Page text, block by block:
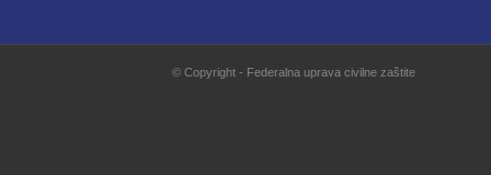
© Copyright - Federalna uprava civilne zaštite